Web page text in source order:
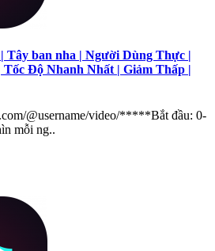
Tây ban nha | Người Dùng Thực |
Độ Nhanh Nhất | Giảm Thấp |
@username/video/*****Bắt đầu: 0-
mỗi ng..